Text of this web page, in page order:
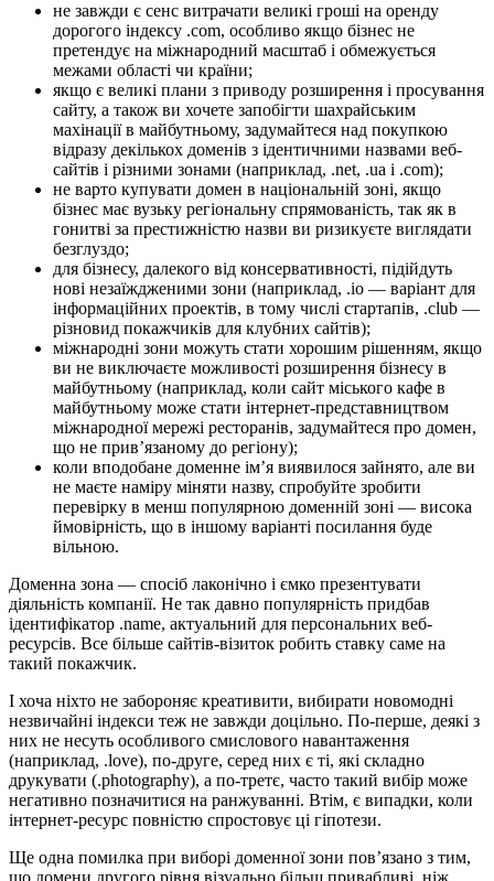
не завжди є сенс витрачати великі гроші на оренду
дорогого індексу .com, особливо якщо бізнес не
претендує на міжнародний масштаб і обмежується
межами області чи країни;
якщо є великі плани з приводу розширення і просування
сайту, а також ви хочете запобігти шахрайським
махінації в майбутньому, задумайтеся над покупкою
відразу декількох доменів з ідентичними назвами веб-
сайтів і різними зонами (наприклад, .net, .ua і .com);
не варто купувати домен в національній зоні, якщо
бізнес має вузьку регіональну спрямованість, так як в
гонитві за престижністю назви ви ризикуєте виглядати
безглуздо;
для бізнесу, далекого від консервативності, підійдуть
нові незаїждженими зони (наприклад, .io — варіант для
інформаційних проектів, в тому числі стартапів, .club —
різновид покажчиків для клубних сайтів);
міжнародні зони можуть стати хорошим рішенням, якщо
ви не виключаєте можливості розширення бізнесу в
майбутньому (наприклад, коли сайт міського кафе в
майбутньому може стати інтернет-представництвом
міжнародної мережі ресторанів, задумайтеся про домен,
що не прив’язаному до регіону);
коли вподобане доменне ім’я виявилося зайнято, але ви
не маєте наміру міняти назву, спробуйте зробити
перевірку в менш популярною доменній зоні — висока
ймовірність, що в іншому варіанті посилання буде
вільною.
Доменна зона — спосіб лаконічно і ємко презентувати
діяльність компанії. Не так давно популярність придбав
ідентифікатор .name, актуальний для персональних веб-
ресурсів. Все більше сайтів-візиток робить ставку саме на
такий покажчик.
І хоча ніхто не забороняє креативити, вибирати новомодні
незвичайні індекси теж не завжди доцільно. По-перше, деякі з
них не несуть особливого смислового навантаження
(наприклад, .love), по-друге, серед них є ті, які складно
друкувати (.photography), а по-третє, часто такий вибір може
негативно позначитися на ранжуванні. Втім, є випадки, коли
інтернет-ресурс повністю спростовує ці гіпотези.
Ще одна помилка при виборі доменної зони пов’язано з тим,